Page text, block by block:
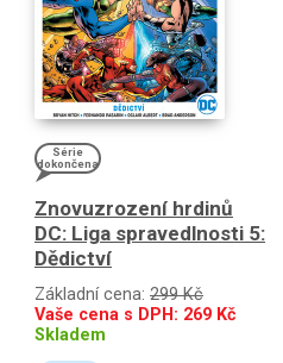
Série
dokončena
Znovuzrození hrdinů
DC: Liga spravedlnosti 5:
Dědictví
Základní cena: 299 Kč
Vaše cena s DPH: 269 Kč
Skladem